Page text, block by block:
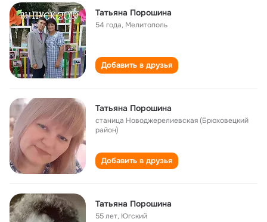
Татьяна Порошина
54 года, Мелитополь
Добавить в друзья
Татьяна Порошина
станица Новоджерелиевская (Брюховецкий
район)
Добавить в друзья
Татьяна Порошина
55 лет, Югский